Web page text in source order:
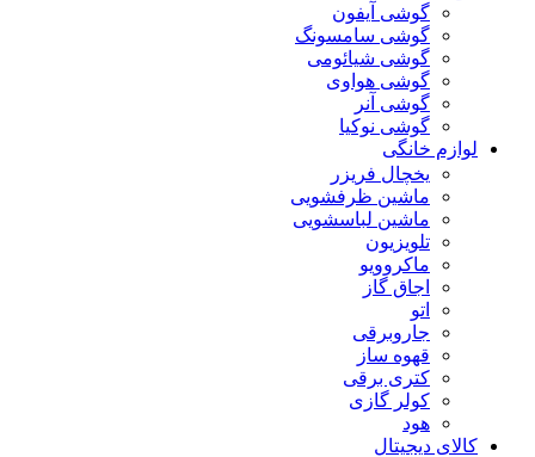
گوشی آیفون
گوشی سامسونگ
گوشی شیائومی
گوشی هواوی
گوشی آنر
گوشی نوکیا
لوازم خانگی
یخچال فریزر
ماشین ظرفشویی
ماشین لباسشویی
تلویزیون
ماکروویو
اجاق گاز
اتو
جاروبرقی
قهوه ساز
کتری برقی
کولر گازی
هود
کالای دیجیتال